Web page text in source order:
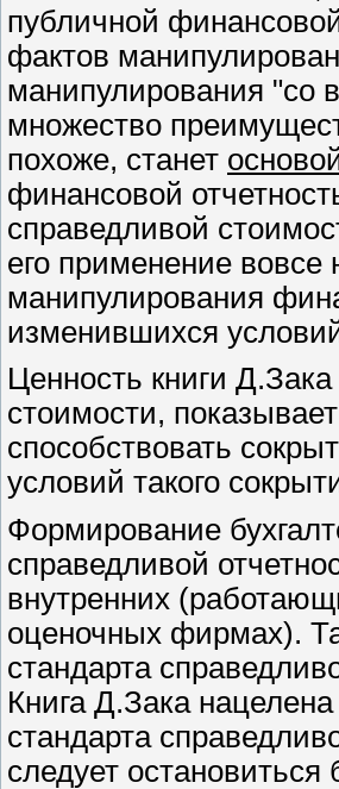
публичной
фактов
манипулирования "со
множество
похоже, станет
финансовой
справедливой
его применение вовсе
манипулирования
изменившихся
Ценность книги
стоимости,
способствовать
условий такого
Формирование
справедливой
внутренних
оценочных фирмах).
стандарта
Книга Д.Зака
стандарта
следует